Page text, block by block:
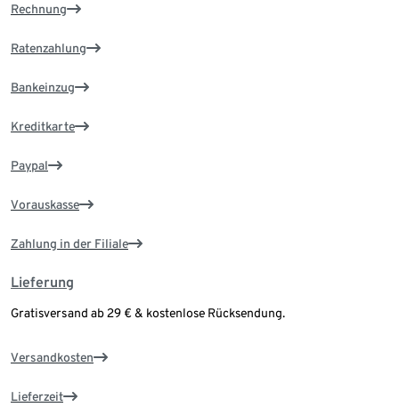
Rechnung
Ratenzahlung
Bankeinzug
Kreditkarte
Paypal
Vorauskasse
Zahlung in der Filiale
Lieferung
Gratisversand ab 29 € & kostenlose Rücksendung.
Versandkosten
Lieferzeit